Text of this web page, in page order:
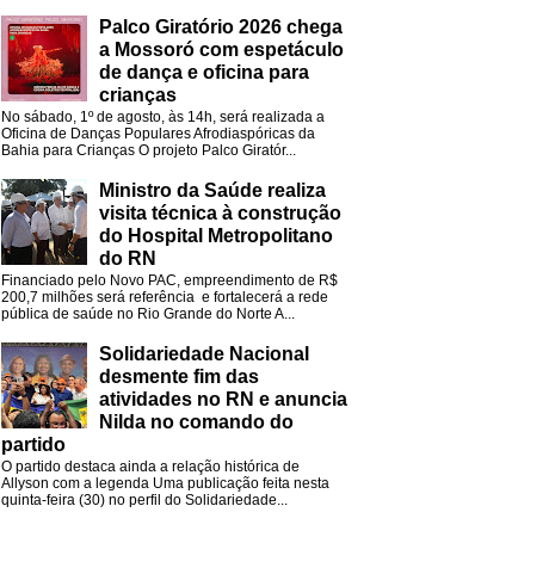
Palco Giratório 2026 chega
a Mossoró com espetáculo
de dança e oficina para
crianças
No sábado, 1º de agosto, às 14h, será realizada a
Oficina de Danças Populares Afrodiaspóricas da
Bahia para Crianças O projeto Palco Giratór...
Ministro da Saúde realiza
visita técnica à construção
do Hospital Metropolitano
do RN
Financiado pelo Novo PAC, empreendimento de R$
200,7 milhões será referência e fortalecerá a rede
pública de saúde no Rio Grande do Norte A...
Solidariedade Nacional
desmente fim das
atividades no RN e anuncia
Nilda no comando do
partido
O partido destaca ainda a relação histórica de
Allyson com a legenda Uma publicação feita nesta
quinta-feira (30) no perfil do Solidariedade...